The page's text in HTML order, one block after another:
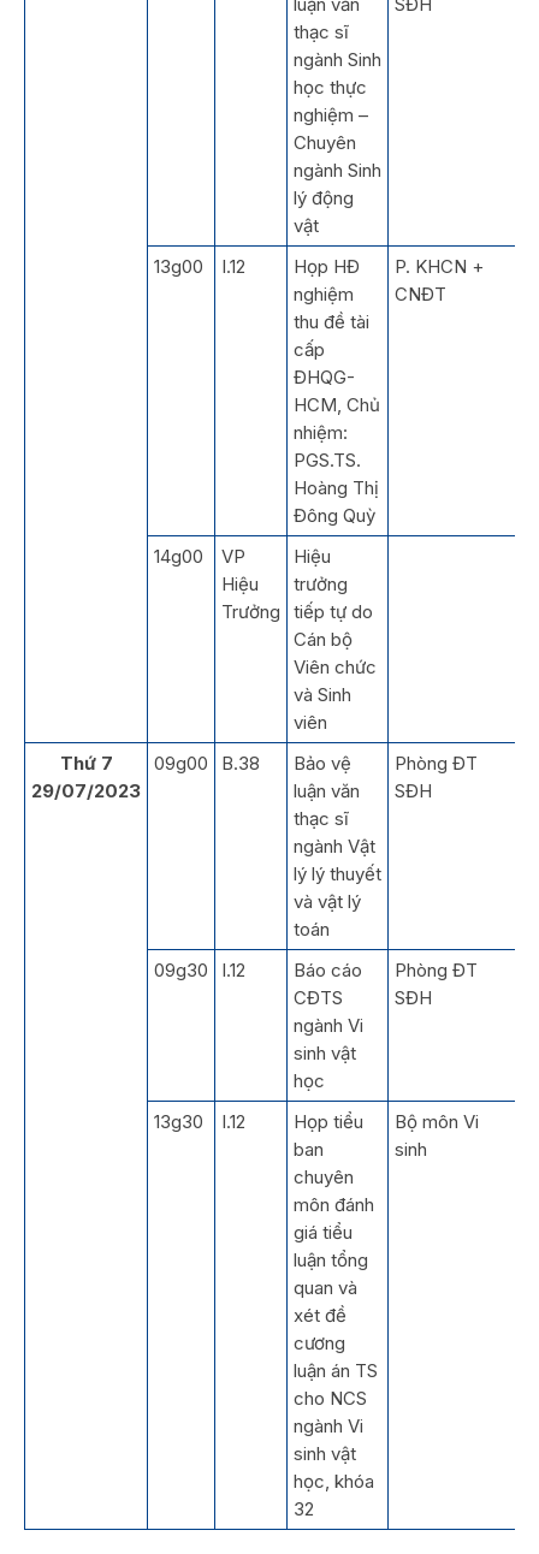
thạc sĩ
ngành Sinh
học thực
nghiệm –
Chuyên
ngành Sinh
lý động
vật
13g00 I.12
Họp HĐ
nghiệm
thu đề tài
cấp
ĐHQG-
HCM, Chủ
nhiệm:
PGS.TS.
Hoàng Thị
Đông Quỳ
P. KHCN +
CNĐT
14g00
VP
Hiệu
Trưởng
Hiệu
trưởng
tiếp tự do
Cán bộ
Viên chức
và Sinh
viên
Thứ 7
29/07/2023
09g00 B.38
Bảo vệ
luận văn
thạc sĩ
ngành Vật
lý lý thuyết
và vật lý
toán
Phòng ĐT
SĐH
09g30 I.12
Báo cáo
CĐTS
ngành Vi
sinh vật
học
Phòng ĐT
SĐH
13g30 I.12
Họp tiểu
ban
chuyên
môn đánh
giá tiểu
luận tổng
quan và
xét đề
cương
luận án TS
cho NCS
ngành Vi
sinh vật
học, khóa
32
Bộ môn Vi
sinh